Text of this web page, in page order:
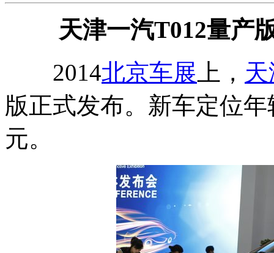
天津一汽T012量产
2014北京车展 上，
版正式发布。新车定位
元。